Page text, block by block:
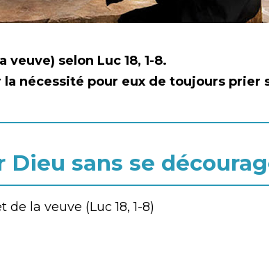
selon Luc 18, 1-8.
nécessité pour eux de toujours prier
sans se
la veuve (Luc 18, 1-8)